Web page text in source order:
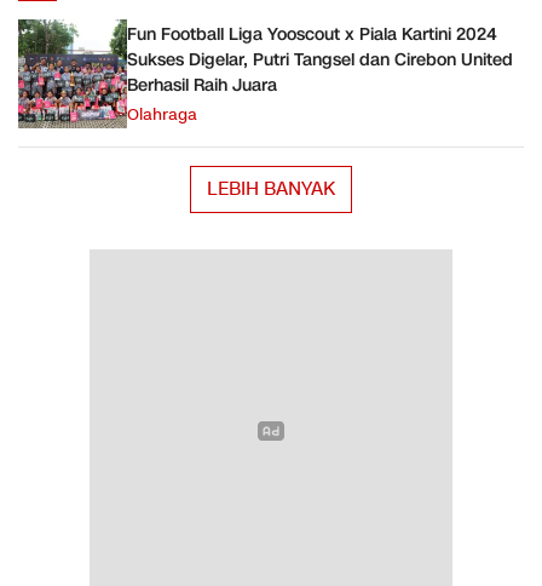
Fun Football Liga Yooscout x Piala Kartini 2024
Sukses Digelar, Putri Tangsel dan Cirebon United
Berhasil Raih Juara
Olahraga
LEBIH BANYAK